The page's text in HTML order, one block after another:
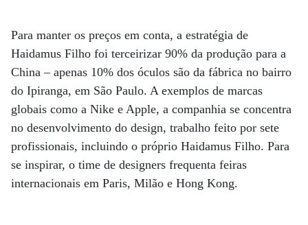
Para manter os preços em conta, a estratégia de
Haidamus Filho foi terceirizar 90% da produção para a
China – apenas 10% dos óculos são da fábrica no bairro
do Ipiranga, em São Paulo. A exemplos de marcas
globais como a Nike e Apple, a companhia se concentra
no desenvolvimento do design, trabalho feito por sete
profissionais, incluindo o próprio Haidamus Filho. Para
se inspirar, o time de designers frequenta feiras
internacionais em Paris, Milão e Hong Kong.